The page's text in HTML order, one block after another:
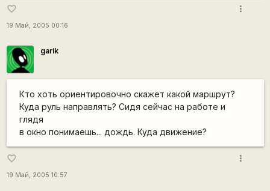
favorite_border
19 Май, 2005 00:16
more_vert
garik
Кто хоть ориентировочно скажет какой маршрут?
Куда руль направлять? Сидя сейчас на работе и
глядя
в окно понимаешь... дождь. Куда движение?
favorite_border
19 Май, 2005 10:57
more_vert